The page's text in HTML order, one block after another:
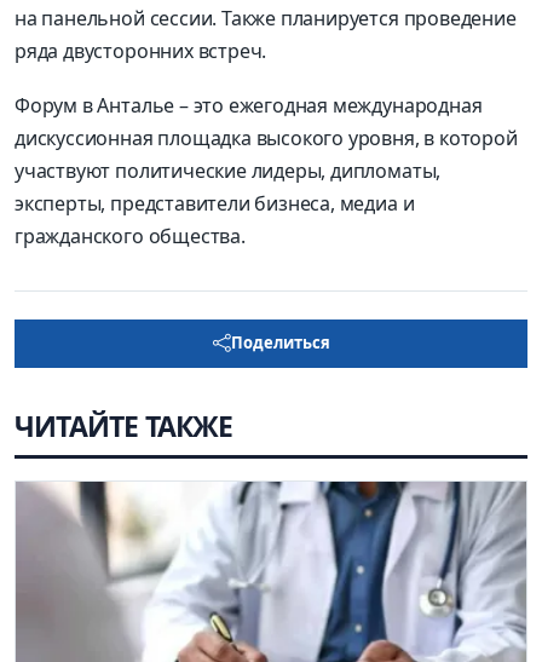
на панельной сессии. Также планируется проведение
ряда двусторонних встреч.
Форум в Анталье – это ежегодная международная
дискуссионная площадка высокого уровня, в которой
участвуют политические лидеры, дипломаты,
эксперты, представители бизнеса, медиа и
гражданского общества.
Поделиться
ЧИТАЙТЕ ТАКЖЕ